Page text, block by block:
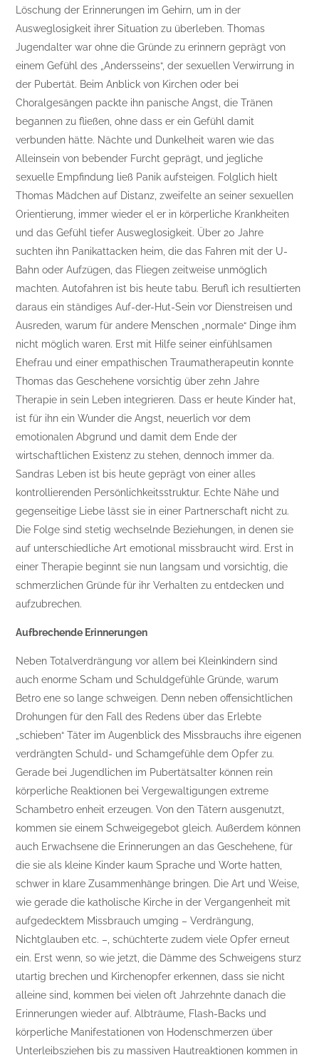
Löschung der Erinnerungen im Gehirn, um in der
Ausweglosigkeit ihrer Situation zu überleben. Thomas
Jugendalter war ohne die Gründe zu erinnern geprägt von
einem Gefühl des „Andersseins“, der sexuellen Verwirrung in
der Pubertät. Beim Anblick von Kirchen oder bei
Choralgesängen packte ihn panische Angst, die Tränen
begannen zu fließen, ohne dass er ein Gefühl damit
verbunden hätte. Nächte und Dunkelheit waren wie das
Alleinsein von bebender Furcht geprägt, und jegliche
sexuelle Empfindung ließ Panik aufsteigen. Folglich hielt
Thomas Mädchen auf Distanz, zweifelte an seiner sexuellen
Orientierung, immer wieder el er in körperliche Krankheiten
und das Gefühl tiefer Ausweglosigkeit. Über 20 Jahre
suchten ihn Panikattacken heim, die das Fahren mit der U-
Bahn oder Aufzügen, das Fliegen zeitweise unmöglich
machten. Autofahren ist bis heute tabu. Berufl ich resultierten
daraus ein ständiges Auf-der-Hut-Sein vor Dienstreisen und
Ausreden, warum für andere Menschen „normale“ Dinge ihm
nicht möglich waren. Erst mit Hilfe seiner einfühlsamen
Ehefrau und einer empathischen Traumatherapeutin konnte
Thomas das Geschehene vorsichtig über zehn Jahre
Therapie in sein Leben integrieren. Dass er heute Kinder hat,
ist für ihn ein Wunder die Angst, neuerlich vor dem
emotionalen Abgrund und damit dem Ende der
wirtschaftlichen Existenz zu stehen, dennoch immer da.
Sandras Leben ist bis heute geprägt von einer alles
kontrollierenden Persönlichkeitsstruktur. Echte Nähe und
gegenseitige Liebe lässt sie in einer Partnerschaft nicht zu.
Die Folge sind stetig wechselnde Beziehungen, in denen sie
auf unterschiedliche Art emotional missbraucht wird. Erst in
einer Therapie beginnt sie nun langsam und vorsichtig, die
schmerzlichen Gründe für ihr Verhalten zu entdecken und
aufzubrechen.
Aufbrechende Erinnerungen
Neben Totalverdrängung vor allem bei Kleinkindern sind
auch enorme Scham und Schuldgefühle Gründe, warum
Betro ene so lange schweigen. Denn neben offensichtlichen
Drohungen für den Fall des Redens über das Erlebte
„schieben“ Täter im Augenblick des Missbrauchs ihre eigenen
verdrängten Schuld- und Schamgefühle dem Opfer zu.
Gerade bei Jugendlichen im Pubertätsalter können rein
körperliche Reaktionen bei Vergewaltigungen extreme
Schambetro enheit erzeugen. Von den Tätern ausgenutzt,
kommen sie einem Schweigegebot gleich. Außerdem können
auch Erwachsene die Erinnerungen an das Geschehene, für
die sie als kleine Kinder kaum Sprache und Worte hatten,
schwer in klare Zusammenhänge bringen. Die Art und Weise,
wie gerade die katholische Kirche in der Vergangenheit mit
aufgedecktem Missbrauch umging – Verdrängung,
Nichtglauben etc. –, schüchterte zudem viele Opfer erneut
ein. Erst wenn, so wie jetzt, die Dämme des Schweigens sturz
utartig brechen und Kirchenopfer erkennen, dass sie nicht
alleine sind, kommen bei vielen oft Jahrzehnte danach die
Erinnerungen wieder auf. Albträume, Flash-Backs und
körperliche Manifestationen von Hodenschmerzen über
Unterleibsziehen bis zu massiven Hautreaktionen kommen in